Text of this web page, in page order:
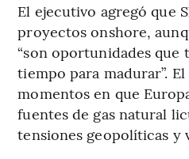
El ejecutivo agregó que
proyectos onshore,
“son oportunidades que
tiempo para madurar”.
momentos en que
fuentes de gas natural
tensiones geopolíticas y